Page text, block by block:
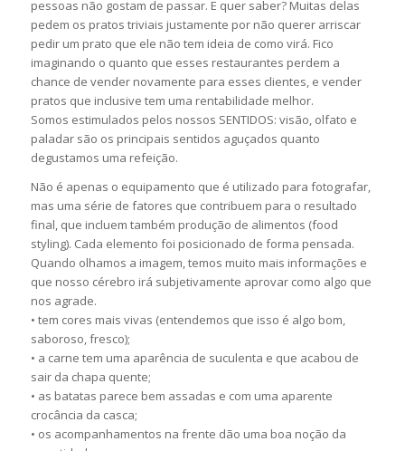
pessoas não gostam de passar. E quer saber? Muitas delas
pedem os pratos triviais justamente por não querer arriscar
pedir um prato que ele não tem ideia de como virá. Fico
imaginando o quanto que esses restaurantes perdem a
chance de vender novamente para esses clientes, e vender
pratos que inclusive tem uma rentabilidade melhor.
Somos estimulados pelos nossos SENTIDOS: visão, olfato e
paladar são os principais sentidos aguçados quanto
degustamos uma refeição.
Não é apenas o equipamento que é utilizado para fotografar,
mas uma série de fatores que contribuem para o resultado
final, que incluem também produção de alimentos (food
styling). Cada elemento foi posicionado de forma pensada.
Quando olhamos a imagem, temos muito mais informações e
que nosso cérebro irá subjetivamente aprovar como algo que
nos agrade.
• tem cores mais vivas (entendemos que isso é algo bom,
saboroso, fresco);
• a carne tem uma aparência de suculenta e que acabou de
sair da chapa quente;
• as batatas parece bem assadas e com uma aparente
crocância da casca;
• os acompanhamentos na frente dão uma boa noção da